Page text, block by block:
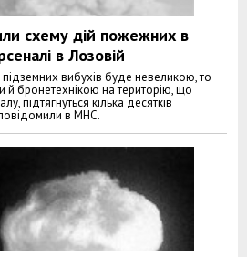
схему дій пожежних в
в Лозовій
підземних вибухів буде невеликою, то
й бронетехнікою на територію, що
підтягнуться кілька десятків
в МНС.